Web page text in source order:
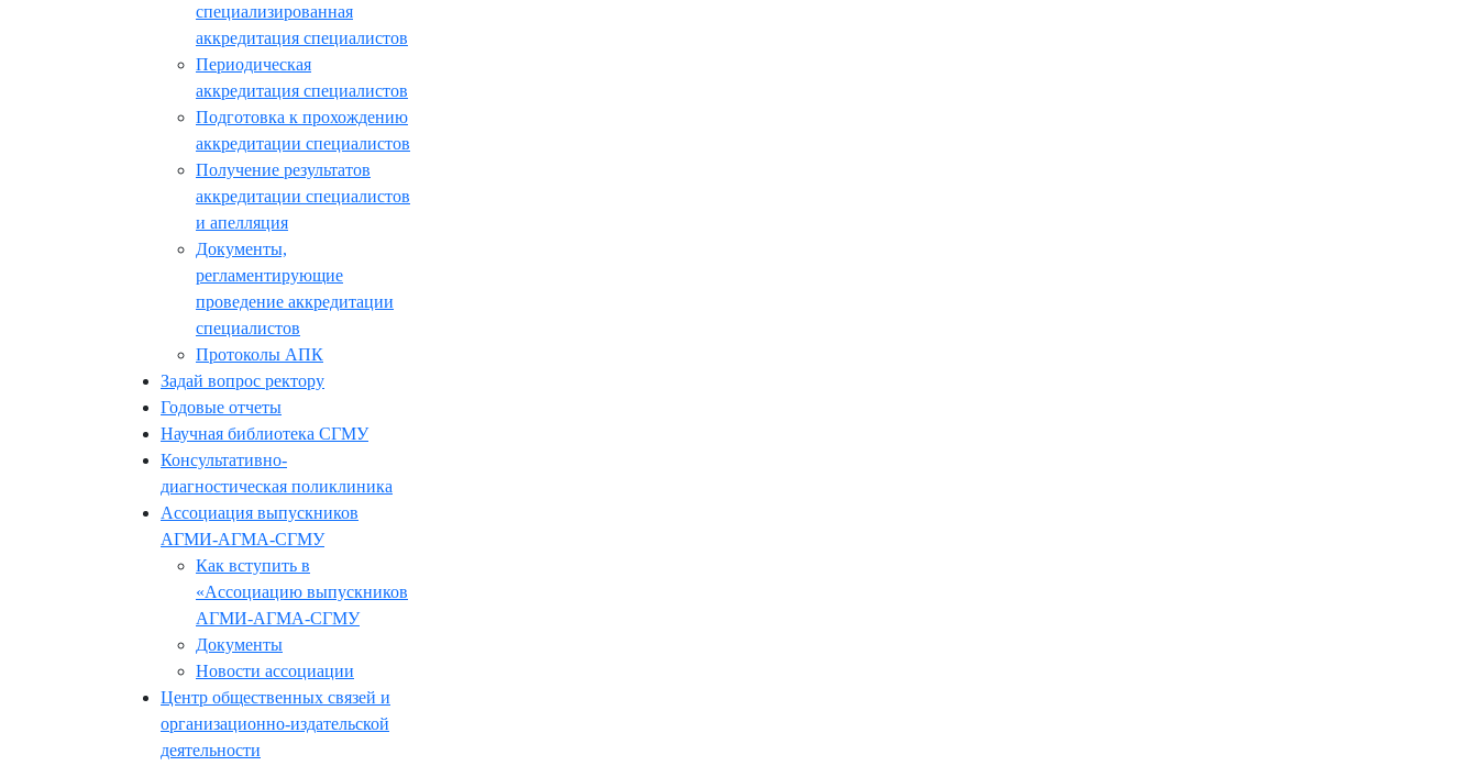
специализированная
аккредитация специалистов
Периодическая
аккредитация специалистов
Подготовка к прохождению
аккредитации специалистов
Получение результатов
аккредитации специалистов
и апелляция
Документы,
регламентирующие
проведение аккредитации
специалистов
Протоколы АПК
Задай вопрос ректору
Годовые отчеты
Научная библиотека СГМУ
Консультативно-
диагностическая поликлиника
Ассоциация выпускников
АГМИ-АГМА-СГМУ
Как вступить в
«Ассоциацию выпускников
АГМИ-АГМА-СГМУ
Документы
Новости ассоциации
Центр общественных связей и
организационно-издательской
деятельности